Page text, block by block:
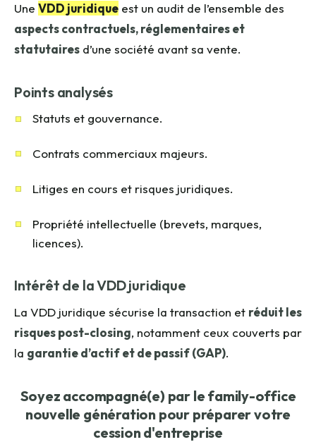
Une VDD juridique est un audit de l’ensemble des
aspects contractuels, réglementaires et
statutaires d’une société avant sa vente.
Points analysés
Statuts et gouvernance.
Contrats commerciaux majeurs.
Litiges en cours et risques juridiques.
Propriété intellectuelle (brevets, marques,
licences).
Intérêt de la VDD juridique
La VDD juridique sécurise la transaction et réduit les
risques post-closing, notamment ceux couverts par
la garantie d’actif et de passif (GAP).
Soyez accompagné(e) par le family-office
nouvelle génération pour préparer votre
cession d'entreprise